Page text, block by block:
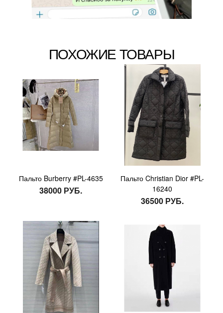
ПОХОЖИЕ ТОВАРЫ
Пальто Burberry #PL-4635
38000 РУБ.
Пальто Christian Dior #PL-
16240
36500 РУБ.